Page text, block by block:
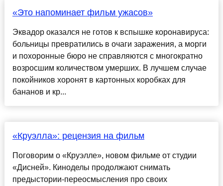
«Это напоминает фильм ужасов»
Эквадор оказался не готов к вспышке коронавируса:
больницы превратились в очаги заражения, а морги
и похоронные бюро не справляются с многократно
возросшим количеством умерших. В лучшем случае
покойников хоронят в картонных коробках для
бананов и кр...
«Круэлла»: рецензия на фильм
Поговорим о «Круэлле», новом фильме от студии
«Дисней». Киноделы продолжают снимать
предыстории-переосмысления про своих